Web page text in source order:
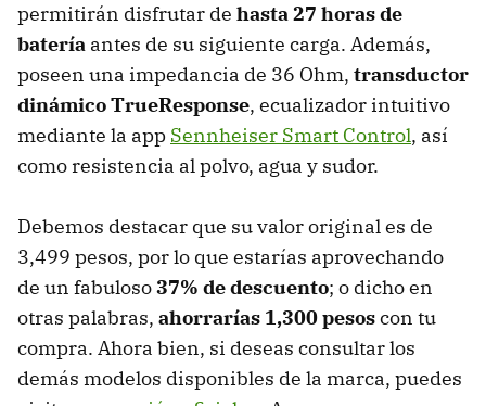
permitirán disfrutar de hasta 27 horas de
batería antes de su siguiente carga. Además,
poseen una impedancia de 36 Ohm, transductor
dinámico TrueResponse, ecualizador intuitivo
mediante la app Sennheiser Smart Control, así
como resistencia al polvo, agua y sudor.
Debemos destacar que su valor original es de
3,499 pesos, por lo que estarías aprovechando
de un fabuloso37% de descuento; o dicho en
otras palabras, ahorrarías 1,300 pesoscon tu
compra. Ahora bien, si deseas consultar los
demás modelos disponibles de la marca, puedes